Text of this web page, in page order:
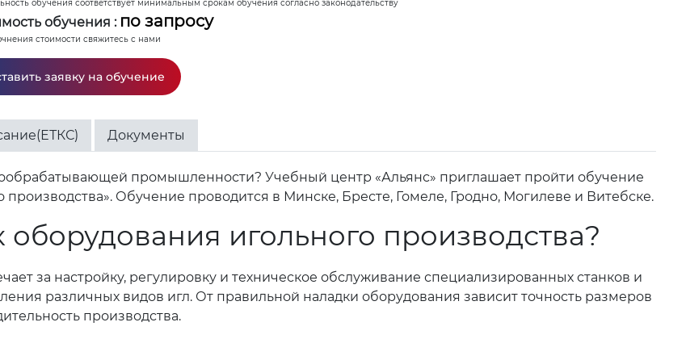
обучения соответствует минимальным срокам обучения согласно законодательству
обучения : по запросу
стоимости свяжитесь с нами
заявку на обучение
Документы
промышленности? Учебный центр «Альянс» приглашает пройти обучение
Обучение проводится в Минске, Бресте, Гомеле, Гродно, Могилеве и Витебске.
игольного производства?
за настройку, регулировку и техническое обслуживание специализированных станков и
различных видов игл. От правильной наладки оборудования зависит точность размеров
производства.